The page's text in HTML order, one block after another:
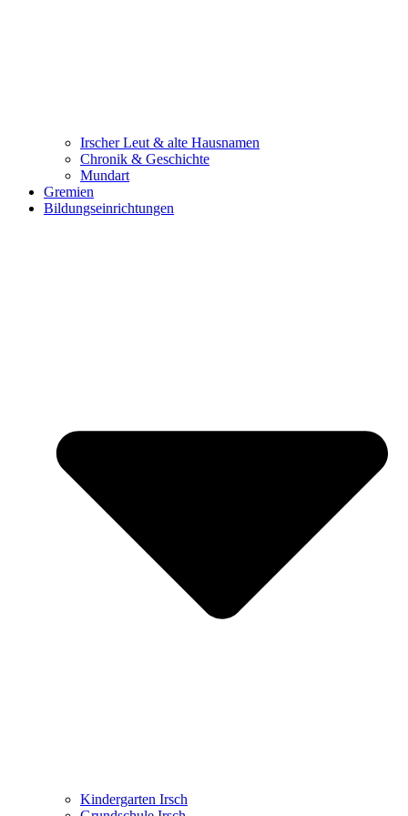
Irscher Leut & alte Hausnamen
Chronik & Geschichte
Mundart
Gremien
Bildungseinrichtungen
Kindergarten Irsch